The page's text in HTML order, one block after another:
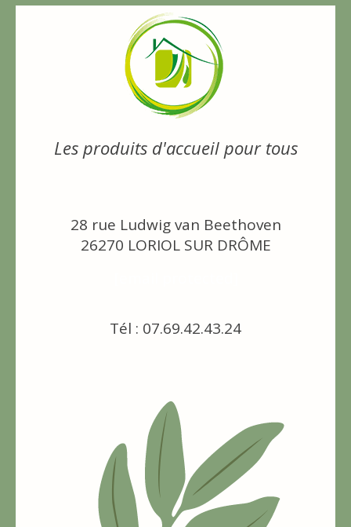
Les produits d'accueil pour tous
28 rue Ludwig van Beethoven
26270 LORIOL SUR DRÔME
Tél : 07.69.42.43.24